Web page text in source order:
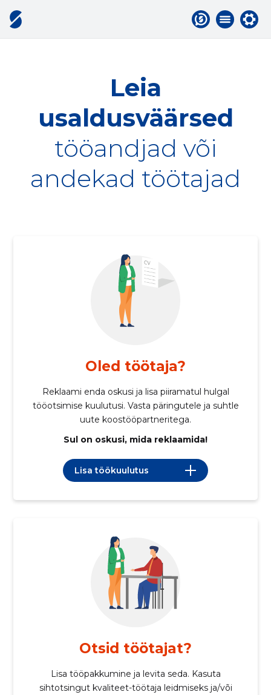
Leia
usaldusväärsed
tööandjad või
andekad töötajad
Oled töötaja?
Reklaami enda oskusi ja lisa piiramatul hulgal
tööotsimise kuulutusi. Vasta päringutele ja suhtle
uute koostööpartneritega.
Sul on oskusi, mida reklaamida!
Lisa töökuulutus
Otsid töötajat?
Lisa tööpakkumine ja levita seda. Kasuta
sihtotsingut kvaliteet-töötaja leidmiseks ja/või